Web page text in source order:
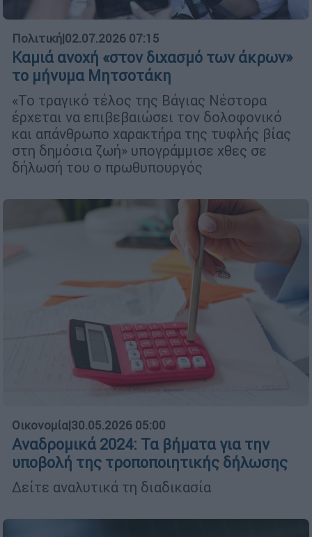
Πολιτική|02.07.2026 07:15
Καμιά ανοχή «στον διχασμό των άκρων»
το μήνυμα Μητσοτάκη
«Το τραγικό τέλος της Βάγιας Νέστορα
έρχεται να επιβεβαιώσει τον δολοφονικό
και απάνθρωπο χαρακτήρα της τυφλής βίας
στη δημόσια ζωή» υπογράμμισε χθες σε
δήλωσή του ο πρωθυπουργός
Οικονομία|30.05.2026 05:00
Αναδρομικά 2024: Τα βήματα για την
υποβολή της τροποποιητικής δήλωσης
Δείτε αναλυτικά τη διαδικασία